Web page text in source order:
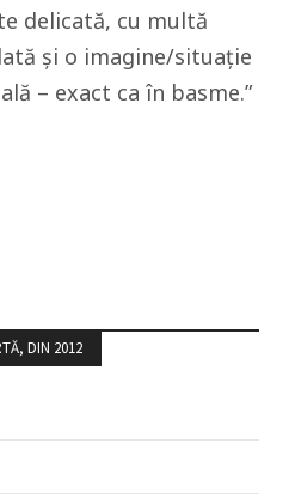
delicată, cu multă
și o imagine/situație
– exact ca în basme.”
DIN 2012